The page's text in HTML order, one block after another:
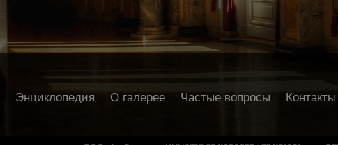
Энциклопедия О галерее Частые вопросы Контакты